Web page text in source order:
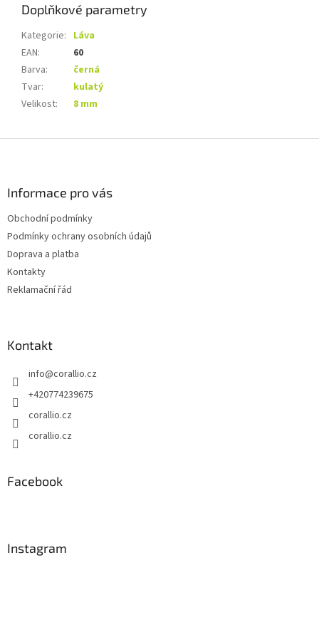
Doplňkové parametry
Kategorie: Láva
EAN:
60
Barva:
černá
Tvar:
kulatý
Velikost: 8 mm
Informace pro vás
Obchodní podmínky
Podmínky ochrany osobních údajů
Doprava a platba
Kontakty
Reklamační řád
Kontakt
info@corallio.cz
+420774239675
corallio.cz
corallio.cz
Facebook
Instagram